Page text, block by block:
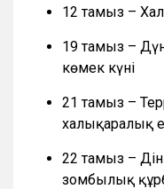
12 тамыз –
19 тамыз –
көмек күні
21 тамыз –
халықаралық
22 тамыз –
зомбылық